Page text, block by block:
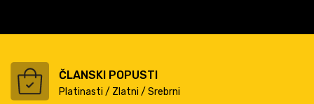
ČLANSKI POPUSTI
Platinasti / Zlatni / Srebrni